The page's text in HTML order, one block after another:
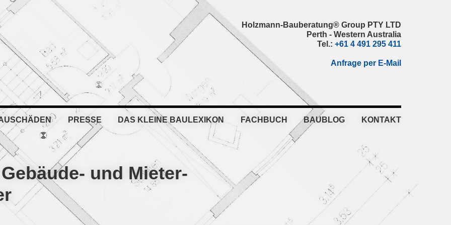
Holzmann-Bauberatung® Group PTY LTD
Perth - Western Australia
Tel.: +61 4 491 295 411
Anfrage per E-Mail
PRESSE DAS KLEINE BAULEXIKON FACHBUCH BAUBLOG KONTAKT
und Mieter-